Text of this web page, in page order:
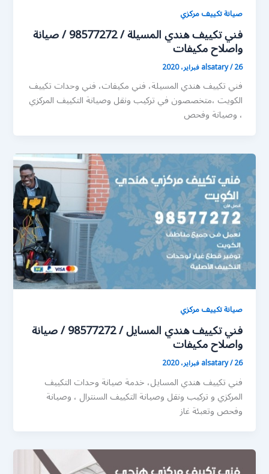
صيانة تكييف مركزي
فني تكييف هندي المسيلة / 98577272 / صيانة
واصلاح مكيفات
alsatary/26 فبراير، 2020
فني تكييف هندي المسيلة، فني مكيفات، فني وحدات تكييف
الكويت ،متخصصون في تركيب ونقل وصيانة التكييف المركزي
، وصيانة وفحص
صيانة تكييف مركزي
فني تكييف هندي المسايل / 98577272 / صيانة
واصلاح مكيفات
alsatary/26 فبراير، 2020
فني تكييف هندي المسايل، خدمة صيانة وحدات التكييف
المركزي و تركيب ونقل وصيانة التكييف السنترال ، وصيانة
وفحص وتعبئة غاز